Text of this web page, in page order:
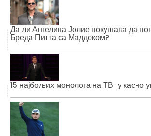
Да ли Ангелина Јолие покушава да
Бреда Питта са Маддоком?
15 најбољих монолога на ТВ-у касно